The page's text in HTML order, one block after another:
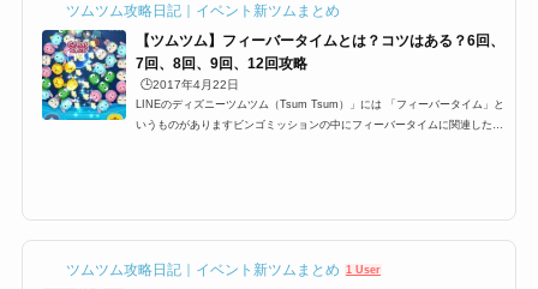
ツムツム攻略日記｜イベント新ツムまとめ
【ツムツム】フィーバータイムとは？コツはある？6回、
7回、8回、9回、12回攻略
🕒️2017年4月22日
LINEのディズニーツムツム（Tsum Tsum）」には 「フィーバータイム」と
いうものがありますビンゴミッションの中にフィーバータイムに関連したミ
ツムツム攻略日記｜イベント新ツムまとめ 1 User